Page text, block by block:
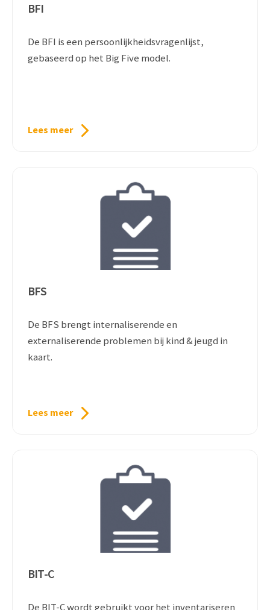
BFI
De BFI is een persoonlijkheidsvragenlijst,
gebaseerd op het Big Five model.
Lees meer
BFS
De BFS brengt internaliserende en
externaliserende problemen bij kind & jeugd in
kaart.
Lees meer
BIT-C
De BIT-C wordt gebruikt voor het inventariseren